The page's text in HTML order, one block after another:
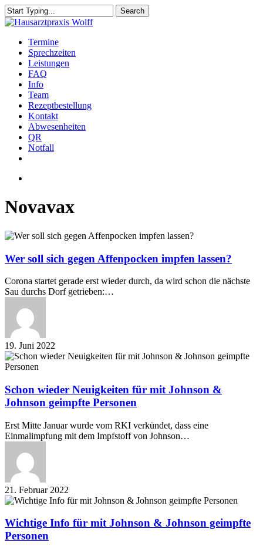
Skip
to
content
Search
Close
Menu
Termine
Sprechzeiten
Leistungen
FAQ
Info
Team
Rezeptbestellung
Kontakt
Abwesenheiten
QR
Notfall
Novavax
Wer
sich
gegen
Affenpocken
impfen
lassen?
Wer soll sich gegen Affenpocken impfen lassen?
Corona startet gerade erst wieder durch, da wird schon die nächste
Sau durchs Dorf getrieben:…
19. Juni 2022
Schon
wieder
für
mit
Johnson
Johnson
geimpfte
Personen
Schon wieder Neuigkeiten für mit Johnson &
Johnson geimpfte Personen
Erst Mitte Januar wurde vom RKI verkündet, dass eine
Einmalimpfung mit dem Impfstoff von Johnson…
21. Februar 2022
Wichtige
für
mit
Johnson
Wichtige Info für mit Johnson & Johnson geimpfte
Personen